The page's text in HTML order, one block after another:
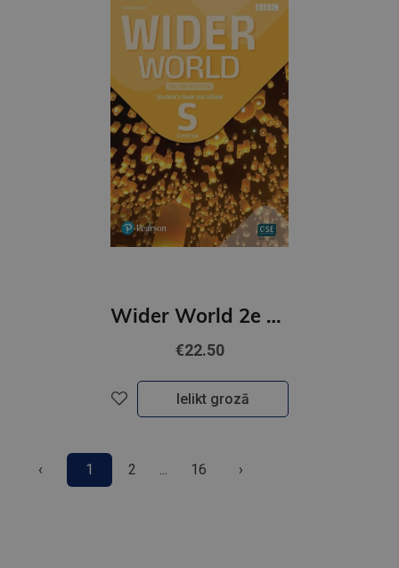
Wider World 2e Starter Student's Book & eBook
€22.50
Ielikt grozā
‹ 1 2 ... 16 ›